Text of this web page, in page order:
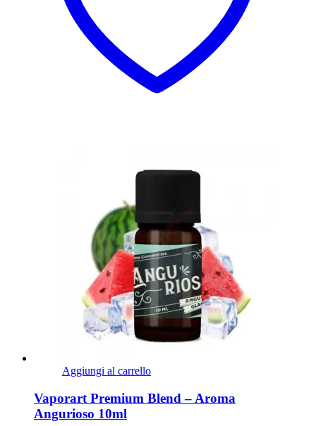
Aggiungi al carrello
Vaporart Premium Blend – Aroma
Angurioso 10ml